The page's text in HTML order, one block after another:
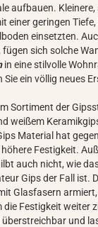
aufbauen. Kleinere,
einer geringen
einsetzten.
sich solche
in eine stilvolle
Sie ein völlig neues
Sortiment der
weißem
Material hat
Festigkeit.
auch nicht, wie
Gips der Fall ist.
Glasfasern
die Festigkeit weiter
und